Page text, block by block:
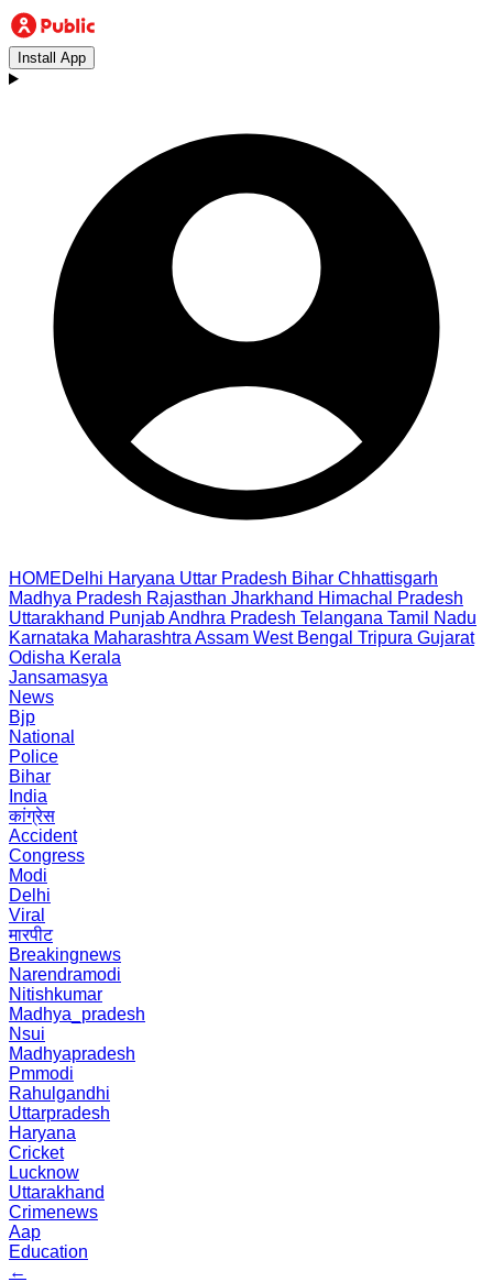
Install App
HOMEDelhi Haryana Uttar Pradesh Bihar Chhattisgarh
Madhya Pradesh Rajasthan Jharkhand Himachal Pradesh
Uttarakhand PunjabAndhra Pradesh Telangana Tamil Nadu
Karnataka Maharashtra Assam West Bengal Tripura Gujarat
Odisha Kerala
Jansamasya
News
Bjp
National
Police
Bihar
India
कांग्रेस
Accident
Congress
Modi
Delhi
Viral
मारपीट
Breakingnews
Narendramodi
Nitishkumar
Madhya_pradesh
Nsui
Madhyapradesh
Pmmodi
Rahulgandhi
Uttarpradesh
Haryana
Cricket
Lucknow
Uttarakhand
Crimenews
Aap
Education
←